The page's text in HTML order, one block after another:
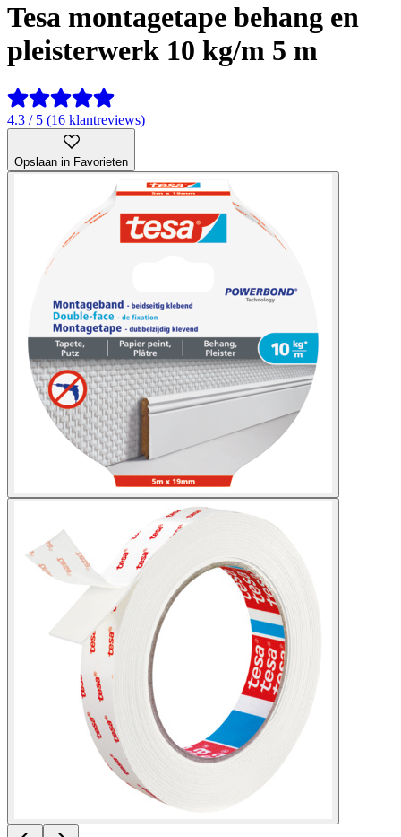
Tesa montagetape behang en
pleisterwerk 10 kg/m 5 m
4.3 / 5 (16 klantreviews)
Opslaan in Favorieten